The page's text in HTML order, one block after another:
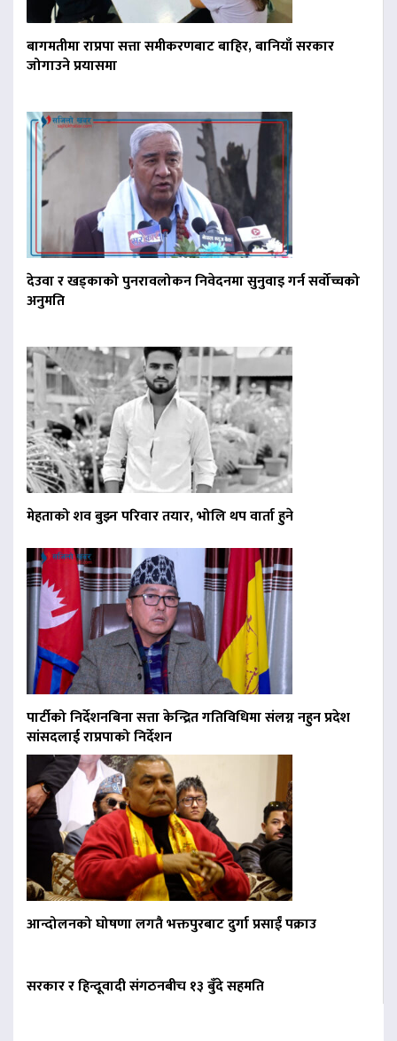
बागमतीमा राप्रपा सत्ता समीकरणबाट बाहिर, बानियाँ सरकार
जोगाउने प्रयासमा
देउवा र खड्काको पुनरावलोकन निवेदनमा सुनुवाइ गर्न सर्वोच्चको
अनुमति
मेहताको शव बुझ्न परिवार तयार, भोलि थप वार्ता हुने
पार्टीको निर्देशनबिना सत्ता केन्द्रित गतिविधिमा संलग्न नहुन प्रदेश
सांसदलाई राप्रपाको निर्देशन
आन्दोलनको घोषणा लगतै भक्तपुरबाट दुर्गा प्रसाईं पक्राउ
सरकार र हिन्दूवादी संगठनबीच १३ बुँदे सहमति